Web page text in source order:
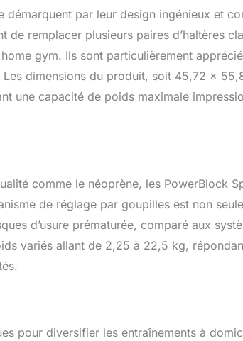
démarquent par leur design ingénieux et
de remplacer plusieurs paires d’haltères
gym. Ils sont particulièrement
dimensions du produit, soit 45,72 x
une capacité de poids maximale
comme le néoprène, les PowerBlock
de réglage par goupilles est non
d’usure prématurée, comparé aux
variés allant de 2,25 à 22,5 kg,
pour diversifier les entraînements à